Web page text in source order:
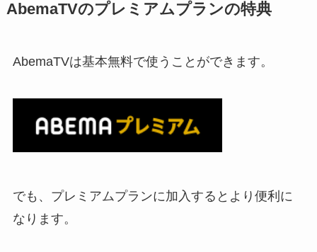
AbemaTVのプレミアムプランの特典
AbemaTVは基本無料で使うことができます。
でも、プレミアムプランに加入するとより便利に
なります。